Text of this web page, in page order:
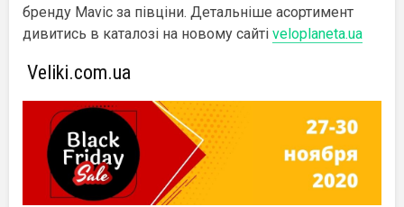
бренду Mavic за півціни. Детальніше асортимент
дивитись в каталозі на новому сайті veloplaneta.ua
Veliki.com.ua